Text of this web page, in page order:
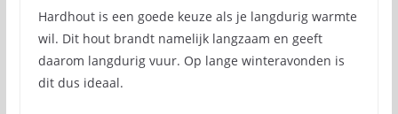
Hardhout is een goede keuze als je langdurig warmte
wil. Dit hout brandt namelijk langzaam en geeft
daarom langdurig vuur. Op lange winteravonden is
dit dus ideaal.